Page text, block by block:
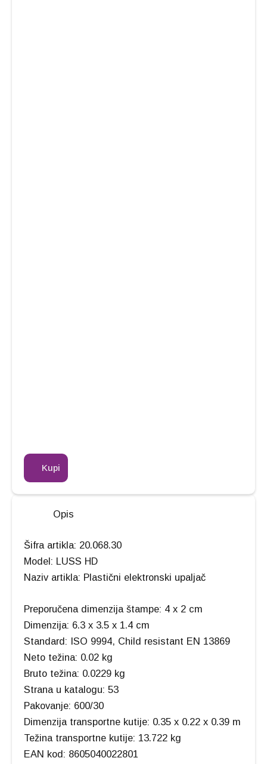
Kupi
Opis
Šifra artikla: 20.068.30
Model: LUSS HD
Naziv artikla: Plastični elektronski upaljač
Preporučena dimenzija štampe: 4 x 2 cm
Dimenzija: 6.3 x 3.5 x 1.4 cm
Standard: ISO 9994, Child resistant EN 13869
Neto težina: 0.02 kg
Bruto težina: 0.0229 kg
Strana u katalogu: 53
Pakovanje: 600/30
Dimenzija transportne kutije: 0.35 x 0.22 x 0.39 m
Težina transportne kutije: 13.722 kg
EAN kod: 8605040022801